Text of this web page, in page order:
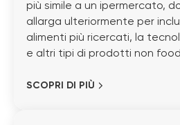
più simile a un ipermercato,
allarga ulteriormente per
alimenti più ricercati, la
e altri tipi di prodotti non
SCOPRI DI PIÙ